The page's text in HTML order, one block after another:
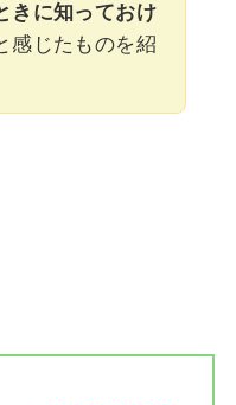
きに知っておけ
感じたものを紹